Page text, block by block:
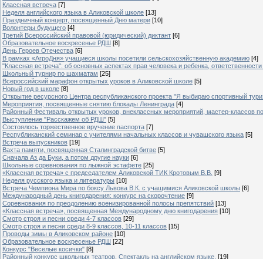
Классная встреча [7]
Неделя английского языка в Аликовской школе [13]
Праздничный концерт, посвященный Дню матери [10]
Волонтеры будущего [4]
Третий Всероссийский правовой (юридический) диктант [6]
Образовательное воскресенье РДШ [8]
День Героев Отечества [6]
В рамках «АгроДня» учащиеся школы посетили сельскохозяйственную академию [4]
"Классная встреча": об основных аспектах прав человека и ребенка,
Школьный турнир по шахматам [25]
Всероссийский марафон открытых уроков в Аликовской школе [5]
Новый год в школе [8]
Открытие ресурсного Центра республиканского проекта "Я выбираю спортивный
Мероприятия, посвященные снятию блокады Ленинграда [4]
Районный Фестиваль открытых уроков, внеклассных мероприятий, мастер-классов
Выступление "Расскажем об РДШ" [5]
Состоялось торжественное вручение паспорта [7]
Республиканский семинар с учителями начальных классов и чувашского языка [5]
Встреча выпускников [19]
Вахта памяти, посвященная Сталинградской битве [5]
Сначала Аз да Буки, а потом другие науки [6]
Школьные соревнования по лыжной эстафете [25]
«Классная встреча» с председателем Аликовской ТИК Кротовым В.В. [9]
Неделя русского языка и литературы [10]
Встреча Чемпиона Мира по боксу Львова В.К. с учащимися Аликовской школы [6]
Международный день книгодарения: конкурс на скорочтение [9]
Cоревнования по преодолению военизированной полосы препятствий [13]
«Классная встреча», посвященная Международному дню книгодарения [10]
Смотр строя и песни среди 4-7 классов [29]
Смотр строя и песни среди 8-9 классов, 10-11 классов [15]
Проводы зимы в Аликовском районе [10]
Образовательное воскресенье РДШ [22]
Конкурс "Веселые косички" [8]
Районный конкурс школьных театров. Спектакль на английском языке. [19]